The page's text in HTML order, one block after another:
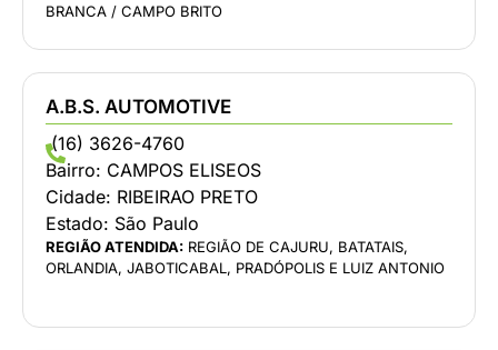
BRANCA / CAMPO BRITO
A.B.S. AUTOMOTIVE
(16) 3626-4760
Bairro: CAMPOS ELISEOS
Cidade: RIBEIRAO PRETO
Estado: São Paulo
REGIÃO ATENDIDA: REGIÃO DE CAJURU, BATATAIS,
ORLANDIA, JABOTICABAL, PRADÓPOLIS E LUIZ ANTONIO